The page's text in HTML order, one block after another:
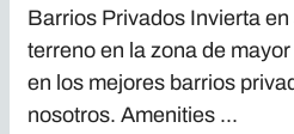
Barrios Privados Invierta
terreno en la zona de
en los mejores barrios
nosotros. Amenities ...